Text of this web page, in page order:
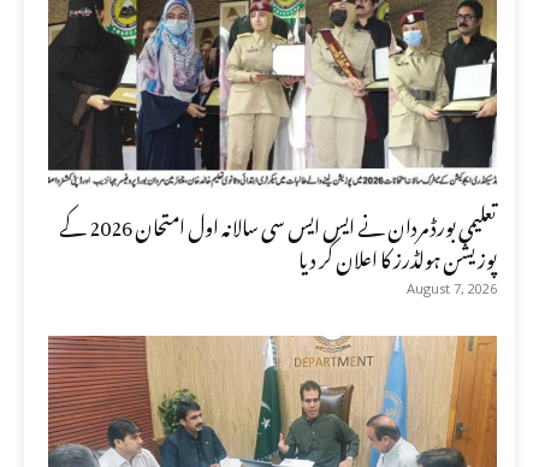
تعلیمی بورڈ مردان نے ایس ایس سی سالانہ اول امتحان 2026 کے
پوزیشن ہولڈرز کا اعلان کر دیا
August 7, 2026